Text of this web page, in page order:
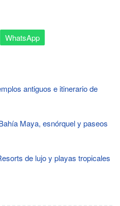
WhatsApp
antiguos e itinerario de
Maya, esnórquel y paseos
de lujo y playas tropicales